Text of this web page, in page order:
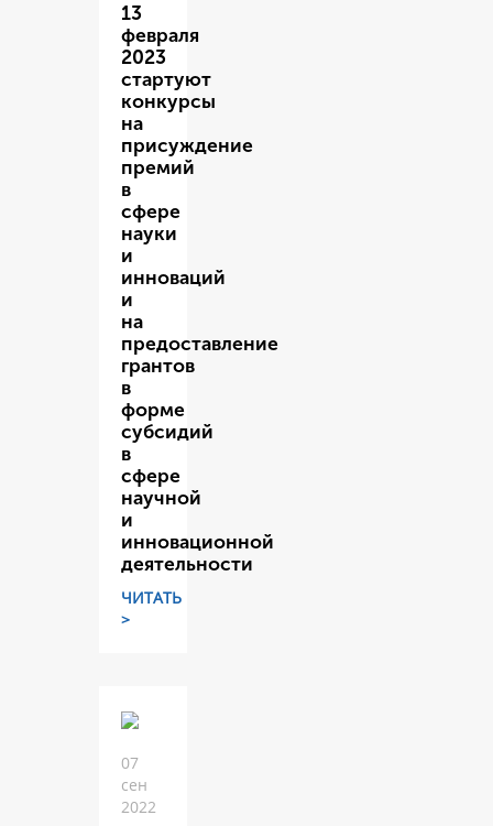
13
февраля
2023
стартуют
конкурсы
на
присуждение
премий
в
сфере
науки
и
инноваций
и
на
предоставление
грантов
в
форме
субсидий
в
сфере
научной
и
инновационной
деятельности
ЧИТАТЬ
>
07
сен
2022